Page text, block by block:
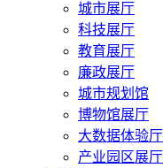
城市展厅
科技展厅
教育展厅
廉政展厅
城市规划馆
博物馆展厅
大数据体验厅
产业园区展厅